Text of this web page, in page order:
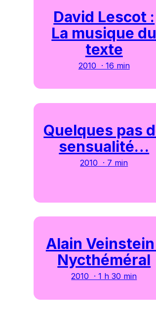
David Lescot :
La musique du
texte
2010 · 16 min
Quelques pas
sensualité…
2010 · 7 min
Alain Veinstein
Nycthéméral
2010 · 1 h 30 min